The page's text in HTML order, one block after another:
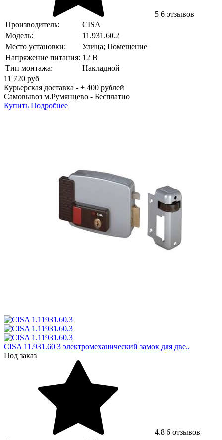
5 6 отзывов
Производитель:
CISA
Модель:
11.931.60.2
Место установки:
Улица; Помещение
Напряжение питания: 12 В
Тип монтажа:
Накладной
11 720 руб
Курьерская доставка - + 400 рублей
Самовывоз м.Румянцево - Бесплатно
Купить Подробнее
CISA 11.931.60.3 электромеханический замок для две..
Под заказ
4.8 6 отзывов